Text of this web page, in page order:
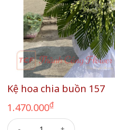
Kệ hoa chia buồn 157
1.470.000₫
Kệ hoa chia buồn 157 số lượng